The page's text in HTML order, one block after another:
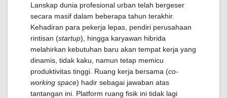
Lanskap dunia profesional urban telah bergeser
secara masif dalam beberapa tahun terakhir.
Kehadiran para pekerja lepas, pendiri perusahaan
rintisan (startup), hingga karyawan hibrida
melahirkan kebutuhan baru akan tempat kerja yang
dinamis, tidak kaku, namun tetap memicu
produktivitas tinggi. Ruang kerja bersama (co-
working space) hadir sebagai jawaban atas
tantangan ini. Platform ruang fisik ini tidak lagi